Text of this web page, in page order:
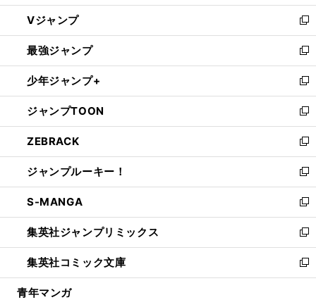
ウ
ィ
ン
ド
ウ
で
開
く
し
い
ウ
ィ
ン
ド
ウ
で
開
く
Vジャンプ
新
し
い
ウ
ィ
ン
ド
ウ
で
開
く
最強ジャンプ
新
し
い
ウ
ィ
ン
ド
ウ
で
開
く
少年ジャンプ+
新
し
い
ウ
ィ
ン
ド
ウ
で
開
く
ジャンプTOON
新
し
い
ウ
ィ
ン
ド
ウ
で
開
く
ZEBRACK
新
し
い
ウ
ィ
ン
ド
ウ
で
開
ジャンプルーキー！
新
し
い
ウ
ィ
ン
ド
ウ
S-MANGA
新
し
い
ウ
ィ
ン
集英社ジャンプリミックス
新
し
い
ウ
集英社コミック文庫
新
し
青年マンガ